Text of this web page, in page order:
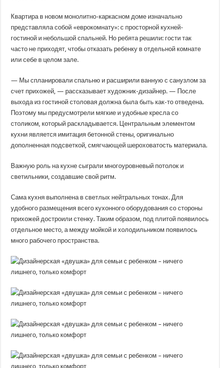
Квартира в новом монолитно-каркасном доме изначально
представляла собой «еврокомнату»: с просторной кухней-
гостиной и небольшой спальней. Но ребята решили: гости так
часто не приходят, чтобы отказать ребенку в отдельной комнате
или себе в целом зале.
— Мы спланировали спальню и расширили ванную с санузлом за
счет прихожей, — рассказывает художник-дизайнер. — После
выхода из гостиной столовая должна была быть как-то отведена.
Поэтому мы предусмотрели мягкие и удобные кресла со
столиком, который раскладывается. Центральным элементом
кухни является имитация бетонной стены, оригинально
дополненная подсветкой, смягчающей шероховатость материала.
Важную роль на кухне сыграли многоуровневый потолок и
светильники, создавшие свой ритм.
Сама кухня выполнена в светлых нейтральных тонах. Для
удобного размещения всего кухонного оборудования со стороны
прихожей достроили стенку. Таким образом, под плитой появилось
отдельное место, а между мойкой и холодильником появилось
много рабочего пространства.